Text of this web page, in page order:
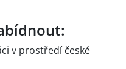
v prostředí české